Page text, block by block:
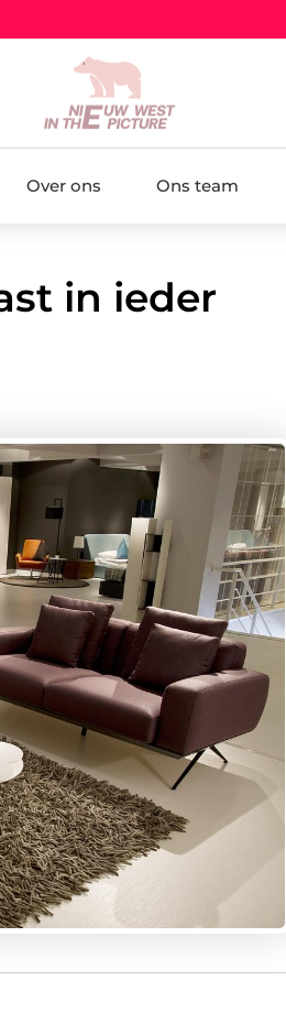
Over ons Ons team
in ieder